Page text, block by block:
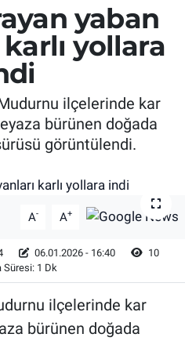
yaban
yollara
ilçelerinde kar
bürünen doğada
görüntülendi.
A- A+
06.01.2026 - 16:40
10
Süresi: 1 Dk
ilçelerinde kar
bürünen doğada